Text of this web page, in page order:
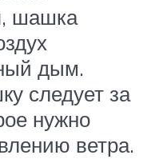
шашка
дым.
следует за
нужно
ветра.